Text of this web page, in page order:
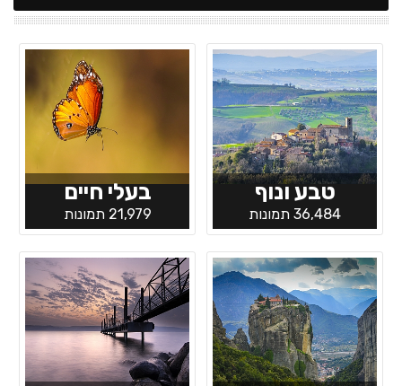
טבע ונוף
36,484 תמונות
בעלי חיים
21,979 תמונות